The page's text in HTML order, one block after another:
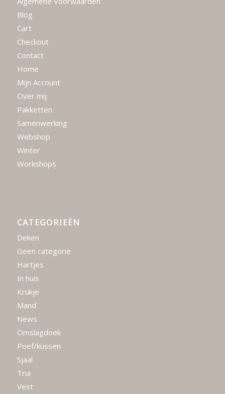
Blog
Cart
Checkout
Contact
Home
Mijn Account
Over mij
Pakketten
Samenwerking
Webshop
Winter
Workshops
CATEGORIEËN
Deken
Geen categorie
Hartjes
In huis
Krukje
Mand
News
Omslagdoek
Poef/kussen
Sjaal
Trui
Vest